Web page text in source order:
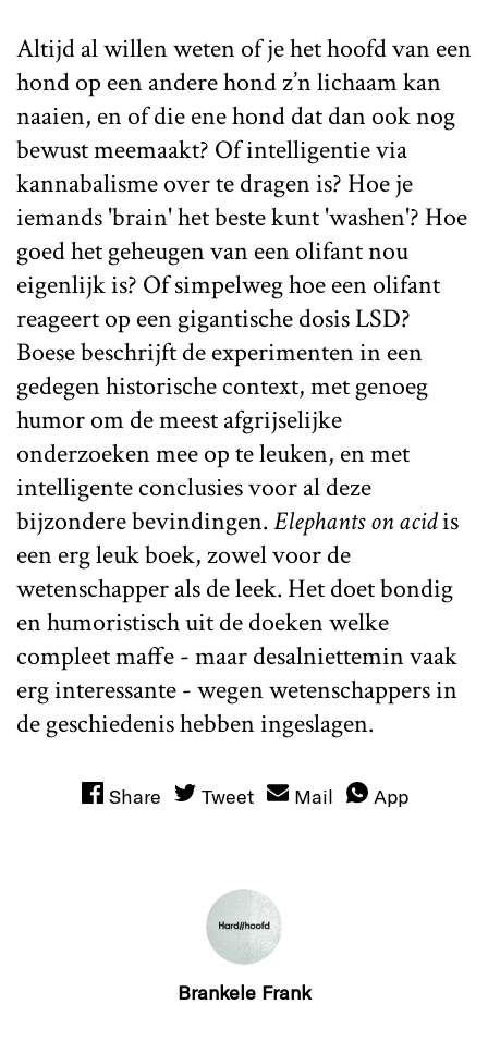
Altijd al willen weten of je het hoofd van een
hond op een andere hond z’n lichaam kan
naaien, en of die ene hond dat dan ook nog
bewust meemaakt? Of intelligentie via
kannabalisme over te dragen is? Hoe je
iemands 'brain' het beste kunt 'washen'? Hoe
goed het geheugen van een olifant nou
eigenlijk is? Of simpelweg hoe een olifant
reageert op een gigantische dosis LSD?
Boese beschrijft de experimenten in een
gedegen historische context, met genoeg
humor om de meest afgrijselijke
onderzoeken mee op te leuken, en met
intelligente conclusies voor al deze
bijzondere bevindingen.Elephants on acidis
een erg leuk boek, zowel voor de
wetenschapper als de leek. Het doet bondig
en humoristisch uit de doeken welke
compleet maffe - maar desalniettemin vaak
erg interessante - wegen wetenschappers in
de geschiedenis hebben ingeslagen.
Share Tweet Mail App
Brankele Frank